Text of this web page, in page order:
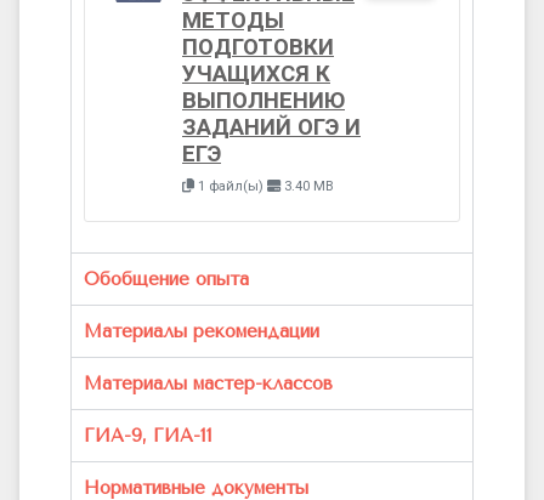
МЕТОДЫ
ПОДГОТОВКИ
УЧАЩИХСЯ К
ВЫПОЛНЕНИЮ
ЗАДАНИЙ ОГЭ И
ЕГЭ
1 файл(ы) 3.40 MB
Обобщение опыта
Материалы рекомендации
Материалы мастер-классов
ГИА-9, ГИА-11
Нормативные документы